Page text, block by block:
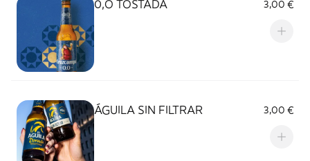
0,O TOSTADA 3,00 €
ÁGUILA SIN FILTRAR 3,00 €